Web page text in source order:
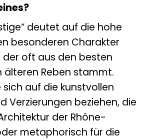
deutet auf die hohe
besonderen Charakter
der oft aus den besten
älteren Reben stammt.
sich auf die kunstvollen
Verzierungen beziehen, die
der Rhône-
metaphorisch für die